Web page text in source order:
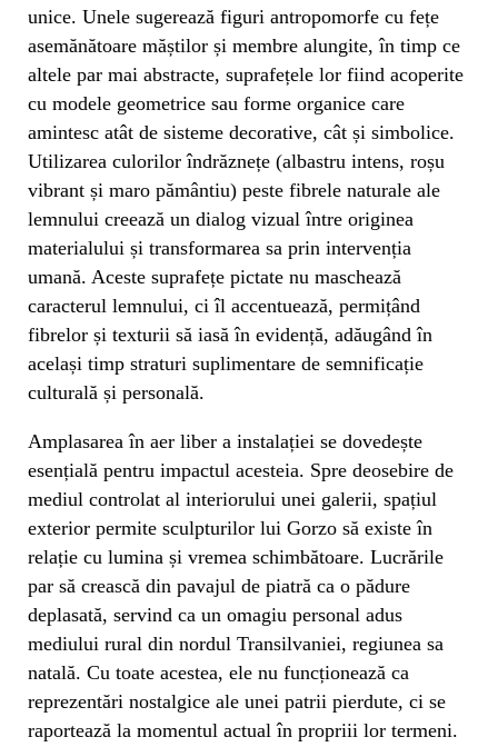
unice. Unele sugerează figuri antropomorfe cu fețe
asemănătoare măștilor și membre alungite, în timp ce
altele par mai abstracte, suprafețele lor fiind acoperite
cu modele geometrice sau forme organice care
amintesc atât de sisteme decorative, cât și simbolice.
Utilizarea culorilor îndrăznețe (albastru intens, roșu
vibrant și maro pământiu) peste fibrele naturale ale
lemnului creează un dialog vizual între originea
materialului și transformarea sa prin intervenția
umană. Aceste suprafețe pictate nu maschează
caracterul lemnului, ci îl accentuează, permițând
fibrelor și texturii să iasă în evidență, adăugând în
același timp straturi suplimentare de semnificație
culturală și personală.
Amplasarea în aer liber a instalației se dovedește
esențială pentru impactul acesteia. Spre deosebire de
mediul controlat al interiorului unei galerii, spațiul
exterior permite sculpturilor lui Gorzo să existe în
relație cu lumina și vremea schimbătoare. Lucrările
par să crească din pavajul de piatră ca o pădure
deplasată, servind ca un omagiu personal adus
mediului rural din nordul Transilvaniei, regiunea sa
natală. Cu toate acestea, ele nu funcționează ca
reprezentări nostalgice ale unei patrii pierdute, ci se
raportează la momentul actual în propriii lor termeni.